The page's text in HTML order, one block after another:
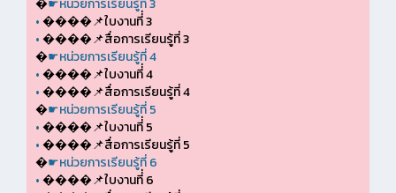
•����📌ใบงานที่่ 3
•����📌สื่อการเรียนรู้ที่ 3
�☛หน่วยการเรียนรู้ที่ 4
•����📌ใบงานที่่ 4
•����📌สื่อการเรียนรู้ที่ 4
�☛หน่วยการเรียนรู้ที่ 5
•����📌ใบงานที่่ 5
•����📌สื่อการเรียนรู้ที่ 5
�☛หน่วยการเรียนรู้ที่ 6
•����📌ใบงานที่่ 6